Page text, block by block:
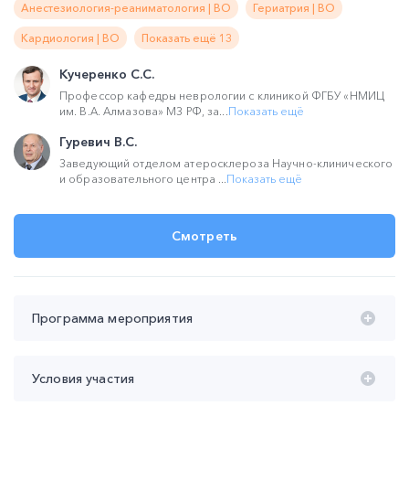
Анестезиология-реаниматология | ВО Гериатрия | ВО
Кардиология | ВО Показать ещё 13
Кучеренко С.С.
Профессор кафедры неврологии с клиникой ФГБУ «НМИЦ
им. В.А. Алмазова» МЗ РФ, за...Показать ещё
Гуревич В.С.
Заведующий отделом атеросклероза Научно-клинического
и образовательного центра ...Показать ещё
Смотреть
Программа мероприятия
Условия участия